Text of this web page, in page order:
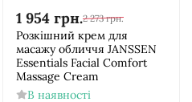
1 954 грн.2 273 грн.
Розкішний крем для
масажу обличчя JANSSEN
Essentials Facial Comfort
Massage Cream
В наявності